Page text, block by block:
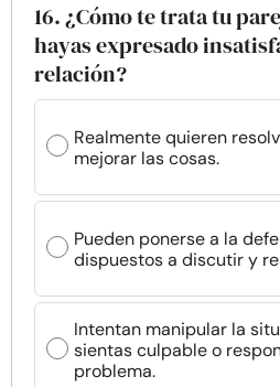
16. ¿Cómo te trata tu
hayas expresado
relación?
Realmente quieren
mejorar las cosas.
Pueden ponerse a la
dispuestos a discutir y
Intentan manipular la
sientas culpable o
problema.